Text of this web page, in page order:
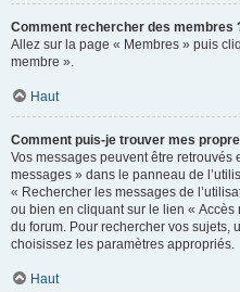
Comment rechercher des membres
Allez sur la page « Membres » puis
membre ».
Haut
Comment puis-je trouver mes
Vos messages peuvent être retrouvés
messages » dans le panneau de
« Rechercher les messages de
ou bien en cliquant sur le lien «
du forum. Pour rechercher vos sujets,
choisissez les paramètres appropriés.
Haut